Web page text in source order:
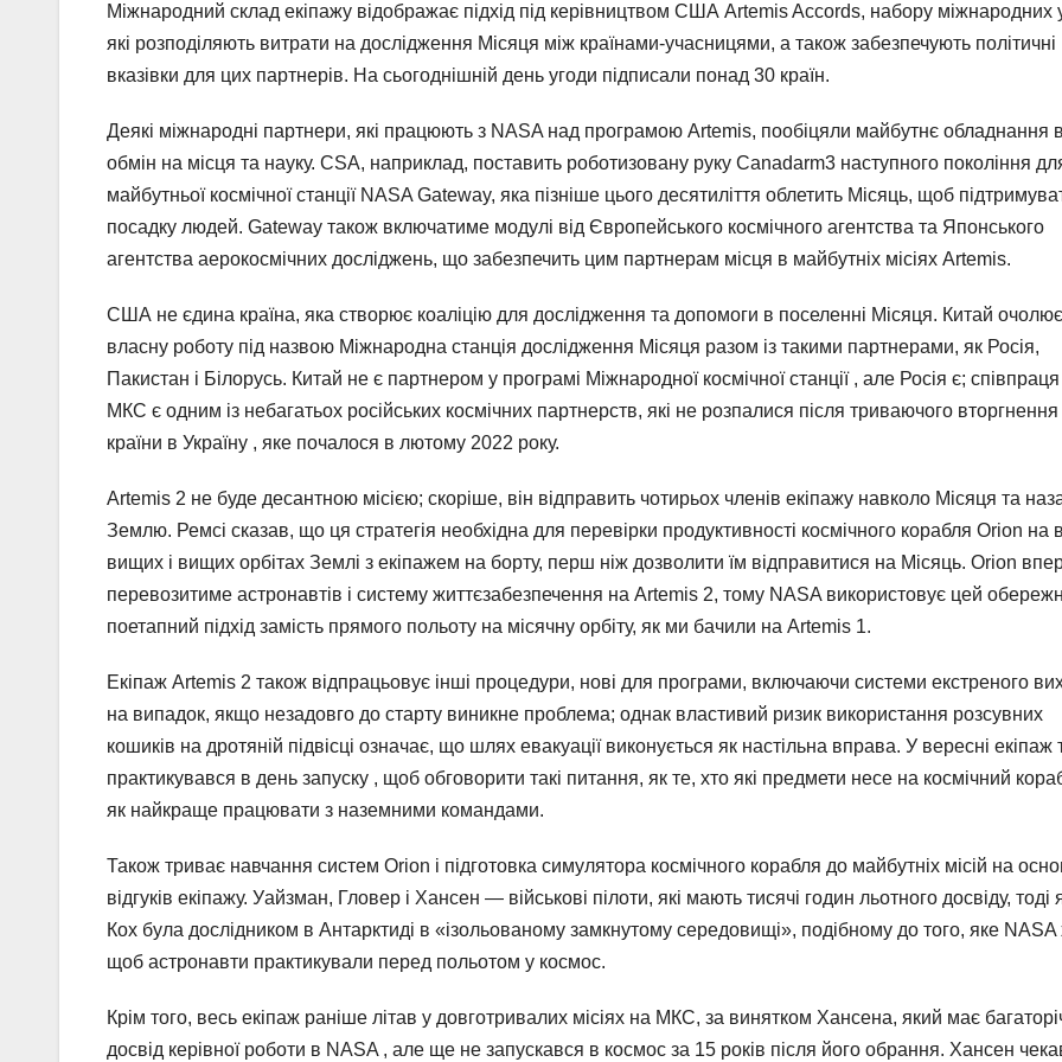
Міжнародний склад екіпажу відображає підхід під керівництвом США Artemis Accords, набору міжнародних
які розподіляють витрати на дослідження Місяця між країнами-учасницями, а також забезпечують політичні
вказівки для цих партнерів. На сьогоднішній день угоди підписали понад 30 країн.
Деякі міжнародні партнери, які працюють з NASA над програмою Artemis, пообіцяли майбутнє обладнання в
обмін на місця та науку. CSA, наприклад, поставить роботизовану руку Canadarm3 наступного покоління
майбутньої космічної станції NASA Gateway, яка пізніше цього десятиліття облетить Місяць, щоб
посадку людей. Gateway також включатиме модулі від Європейського космічного агентства та Японського
агентства аерокосмічних досліджень, що забезпечить цим партнерам місця в майбутніх місіях Artemis.
США не єдина країна, яка створює коаліцію для дослідження та допомоги в поселенні Місяця. Китай очолює
власну роботу під назвою Міжнародна станція дослідження Місяця разом із такими партнерами, як Росія,
Пакистан і Білорусь. Китай не є партнером у програмі Міжнародної космічної станції , але Росія є; співпраця
МКС є одним із небагатьох російських космічних партнерств, які не розпалися після триваючого вторгнення
країни в Україну , яке почалося в лютому 2022 року.
Artemis 2 не буде десантною місією; скоріше, він відправить чотирьох членів екіпажу навколо Місяця та
Землю. Ремсі сказав, що ця стратегія необхідна для перевірки продуктивності космічного корабля Orion на
вищих і вищих орбітах Землі з екіпажем на борту, перш ніж дозволити їм відправитися на Місяць. Orion
перевозитиме астронавтів і систему життєзабезпечення на Artemis 2, тому NASA використовує цей
поетапний підхід замість прямого польоту на місячну орбіту, як ми бачили на Artemis 1.
Екіпаж Artemis 2 також відпрацьовує інші процедури, нові для програми, включаючи системи екстреного
на випадок, якщо незадовго до старту виникне проблема; однак властивий ризик використання розсувних
кошиків на дротяній підвісці означає, що шлях евакуації виконується як настільна вправа. У вересні екіпаж
практикувався в день запуску , щоб обговорити такі питання, як те, хто які предмети несе на космічний
як найкраще працювати з наземними командами.
Також триває навчання систем Orion і підготовка симулятора космічного корабля до майбутніх місій на
відгуків екіпажу. Уайзман, Гловер і Хансен — військові пілоти, які мають тисячі годин льотного досвіду, тоді
Кох була дослідником в Антарктиді в «ізольованому замкнутому середовищі», подібному до того, яке NASA
щоб астронавти практикували перед польотом у космос.
Крім того, весь екіпаж раніше літав у довготривалих місіях на МКС, за винятком Хансена, який має
досвід керівної роботи в NASA , але ще не запускався в космос за 15 років після його обрання. Хансен